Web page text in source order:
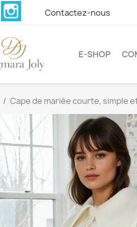
Contactez-nous
Facebook
E-SHOP
Cape de mariée courte, simple